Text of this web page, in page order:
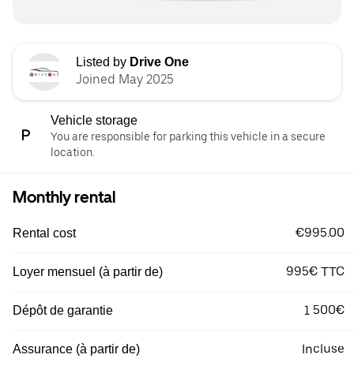
Listed by Drive One
Joined May 2025
Vehicle storage
You are responsible for parking this vehicle in a secure
location.
Monthly rental
Rental cost €995.00
Loyer mensuel (à partir de) 995€ TTC
Dépôt de garantie 1 500€
Assurance (à partir de) Incluse